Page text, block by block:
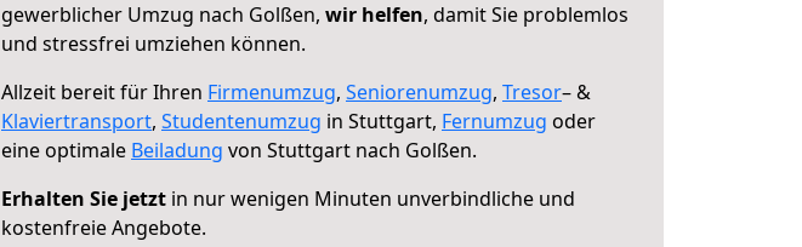
gewerblicher Umzug nach Golßen, wir helfen, damit Sie problemlos
und stressfrei umziehen können.
Allzeit bereit für Ihren Firmenumzug, Seniorenumzug, Tresor– &
Klaviertransport, Studentenumzug in Stuttgart, Fernumzug oder
eine optimale Beiladung von Stuttgart nach Golßen.
Erhalten Sie jetzt in nur wenigen Minuten unverbindliche und
kostenfreie Angebote.